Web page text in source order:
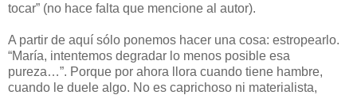
tocar” (no hace falta que mencione al autor).
A partir de aquí sólo ponemos hacer una cosa: estropearlo.
“María, intentemos degradar lo menos posible esa
pureza…”. Porque por ahora llora cuando tiene hambre,
cuando le duele algo. No es caprichoso ni materialista,